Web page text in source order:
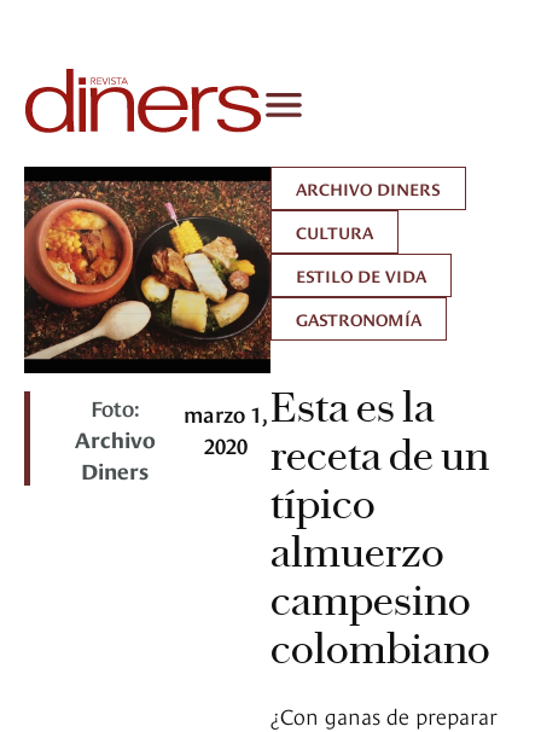
Foto:
Archivo
Diners
marzo 1,
2020
ARCHIVO DINERS
CULTURA
ESTILO DE VIDA
GASTRONOMÍA
Esta es la
receta de un
típico
almuerzo
campesino
colombiano
¿Con ganas de preparar